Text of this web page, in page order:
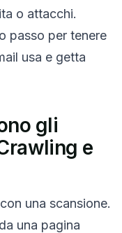
o attacchi.
passo per tenere
usa e getta
gli
e
una scansione.
una pagina